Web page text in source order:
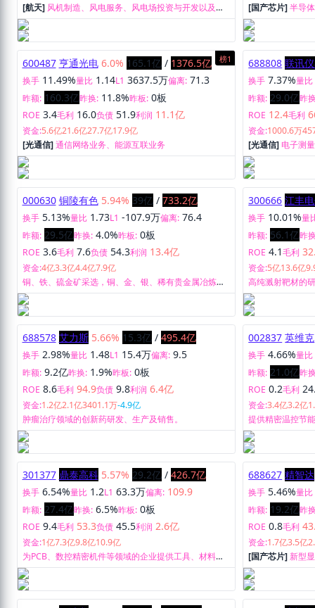
[航天] 风机制造、风电服务、风电场投资与开发以及水
务等其他业务。
[国产芯片]半导
服务。
榜1
600487 亨通光电 6.0% 165.1亿 / 1376.5亿
换手 11.49%量比 1.14L1 3637.5万偏离: 71.3
昨额: 160.3亿昨换: 11.8%昨板: 0板
ROE 3.4毛利 16.0负债 51.9利润 11.1亿
资金:5.6亿21.6亿27.7亿17.9亿
[光通信]通信网络业务、能源互联业务
688808 联讯
换手 7.37%量比
昨额: 29.0亿昨
ROE 12.4毛利
资金:1000.6万
[光通信] 电子测
造、销售及服务
000630 铜陵有色 5.94% 39亿 / 733.2亿
换手 5.13%量比 1.73L1 -107.9万偏离: 76.4
昨额: 29.5亿昨换: 4.0%昨板: 0板
ROE 3.6毛利 7.6负债 54.3利润 13.4亿
资金:4亿3.3亿4.4亿7.9亿
铜、铁、硫金矿采选，铜、金、银、稀有贵金属冶炼及
压延加工，硫酸、电子产品生产、铜加工产品等。
300666 江丰
换手 10.01%量
昨额: 56.1亿昨
ROE 4.1毛利
资金:5亿13.6亿
高纯溅射靶材的
688578 艾力斯 5.66% 15.3亿 / 495.4亿
换手 2.98%量比 1.48L1 15.4万偏离: 9.5
昨额: 9.2亿昨换: 1.9%昨板: 0板
ROE 8.6毛利 94.9负债 9.8利润 6.4亿
资金:1.2亿2.1亿3401.1万-4.9亿
肿瘤治疗领域的创新药研发、生产及销售。
002837 英维克
换手 4.66%量比
昨额: 21.0亿昨
ROE 0.2毛利
资金:3.4亿3.2亿
提供精密温控节
301377 鼎泰高科 5.57% 29.2亿 / 426.7亿
换手 6.54%量比 1.2L1 63.3万偏离: 109.9
昨额: 27.4亿昨换: 6.5%昨板: 0板
ROE 9.4毛利 53.3负债 45.5利润 2.6亿
资金:1亿7.3亿9.8亿10.9亿
为PCB、数控精密机件等领域的企业提供工具、材料、
装备的一体化解决方案。
688627 精智达
换手 5.46%量比
昨额: 19.2亿昨
ROE 0.8毛利
资金:1.7亿3.5亿
[国产芯片] 新型
售。